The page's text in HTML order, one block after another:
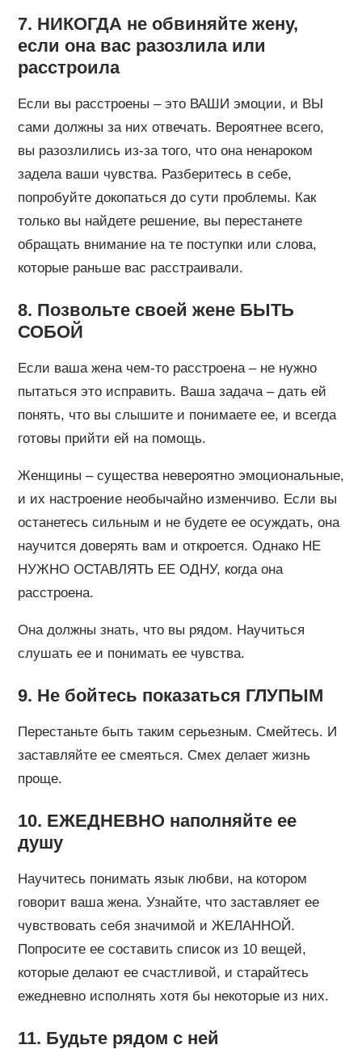
7. НИКОГДА не обвиняйте жену,
если она вас разозлила или
расстроила
Если вы расстроены – это ВАШИ эмоции, и ВЫ
сами должны за них отвечать. Вероятнее всего,
вы разозлились из-за того, что она ненароком
задела ваши чувства. Разберитесь в себе,
попробуйте докопаться до сути проблемы. Как
только вы найдете решение, вы перестанете
обращать внимание на те поступки или слова,
которые раньше вас расстраивали.
8. Позвольте своей жене БЫТЬ
СОБОЙ
Если ваша жена чем-то расстроена – не нужно
пытаться это исправить. Ваша задача – дать ей
понять, что вы слышите и понимаете ее, и всегда
готовы прийти ей на помощь.
Женщины – существа невероятно эмоциональные,
и их настроение необычайно изменчиво. Если вы
останетесь сильным и не будете ее осуждать, она
научится доверять вам и откроется. Однако НЕ
НУЖНО ОСТАВЛЯТЬ ЕЕ ОДНУ, когда она
расстроена.
Она должны знать, что вы рядом. Научиться
слушать ее и понимать ее чувства.
9. Не бойтесь показаться ГЛУПЫМ
Перестаньте быть таким серьезным. Смейтесь. И
заставляйте ее смеяться. Смех делает жизнь
проще.
10. ЕЖЕДНЕВНО наполняйте ее
душу
Научитесь понимать язык любви, на котором
говорит ваша жена. Узнайте, что заставляет ее
чувствовать себя значимой и ЖЕЛАННОЙ.
Попросите ее составить список из 10 вещей,
которые делают ее счастливой, и старайтесь
ежедневно исполнять хотя бы некоторые из них.
11. Будьте рядом с ней